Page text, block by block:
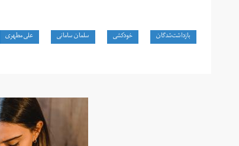
بازداشت‌شدگان خودکشی سلمان سامانی علی مطهری